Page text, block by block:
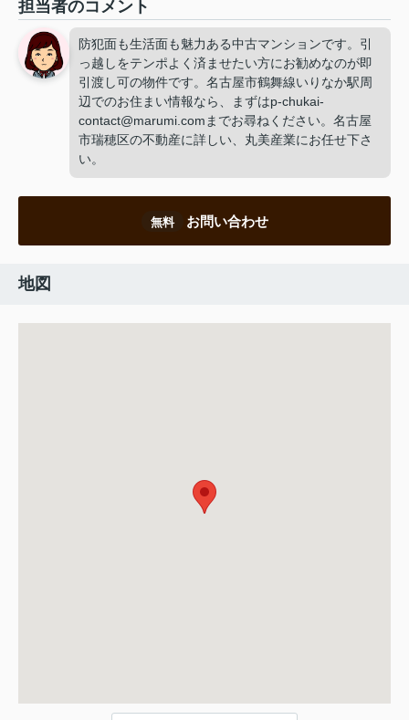
担当者のコメント
防犯面も生活面も魅力ある中古マンションです。引
っ越しをテンポよく済ませたい方にお勧めなのが即
引渡し可の物件です。名古屋市鶴舞線いりなか駅周
辺でのお住まい情報なら、まずはp-chukai-
contact@marumi.comまでお尋ねください。名古屋
市瑞穂区の不動産に詳しい、丸美産業にお任せ下さ
い。
無料 お問い合わせ
地図